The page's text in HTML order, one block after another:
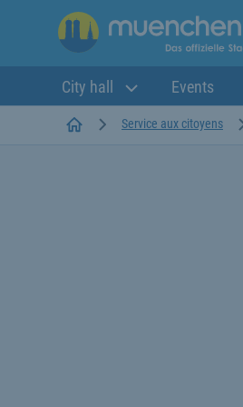
City hall Events
StartseiteService aux citoyens